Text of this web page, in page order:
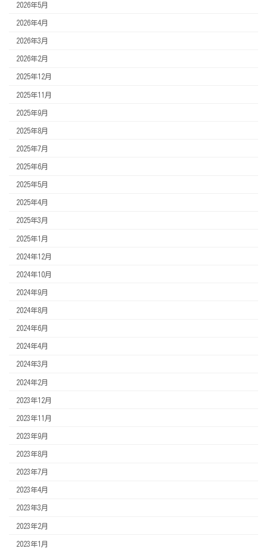
2026年5月
2026年4月
2026年3月
2026年2月
2025年12月
2025年11月
2025年9月
2025年8月
2025年7月
2025年6月
2025年5月
2025年4月
2025年3月
2025年1月
2024年12月
2024年10月
2024年9月
2024年8月
2024年6月
2024年4月
2024年3月
2024年2月
2023年12月
2023年11月
2023年9月
2023年8月
2023年7月
2023年4月
2023年3月
2023年2月
2023年1月